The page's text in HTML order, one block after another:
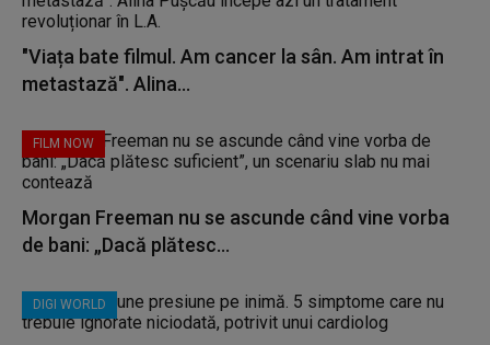
"Viața bate filmul. Am cancer la sân. Am intrat în
metastază". Alina...
FILM NOW
Morgan Freeman nu se ascunde când vine vorba
de bani: „Dacă plătesc...
DIGI WORLD